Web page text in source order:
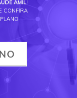
AMIL!
CONFIRA